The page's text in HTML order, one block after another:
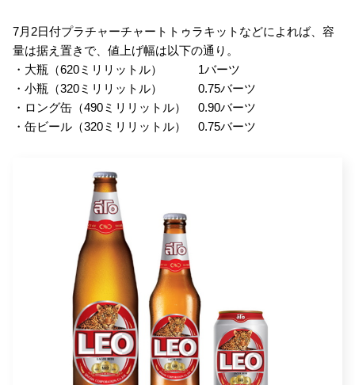
7月2日付プラチャーチャートトゥラキットなどによれば、容
量は据え置きで、値上げ幅は以下の通り。
・大瓶（620ミリリットル） 1バーツ
・小瓶（320ミリリットル） 0.75バーツ
・ロング缶（490ミリリットル） 0.90バーツ
・缶ビール（320ミリリットル） 0.75バーツ